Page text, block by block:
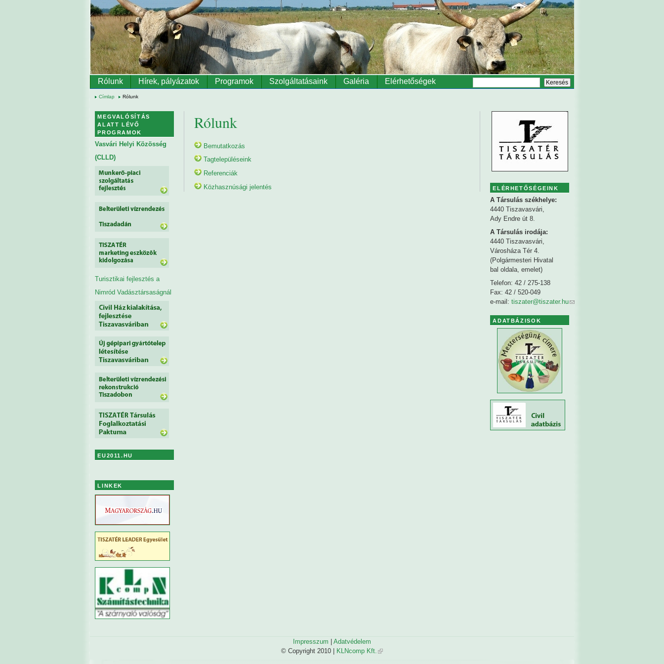
Ugrás a tartalomra
Rólunk Hírek, pályázatok Programok Szolgáltatásaink Galéria Elérhetőségek
Címlap Rólunk
Rólunk
Bemutatkozás
Tagtelepüléseink
Referenciák
Közhasznúsági jelentés
MEGVALÓSÍTÁS
ALATT LÉVŐ
PROGRAMOK
Vasvári Helyi Közösség
(CLLD)
Turisztikai fejlesztés a
Nimród Vadásztársaságnál
EU2011.HU
LINKEK
ELÉRHETŐSÉGEINK
A Társulás székhelye:
4440 Tiszavasvári,
Ady Endre út 8.
A Társulás irodája:
4440 Tiszavasvári,
Városháza Tér 4.
(Polgármesteri Hivatal
bal oldala, emelet)
Telefon: 42 / 275-138
Fax: 42 / 520-049
e-mail: tiszater@tiszater.hu
ADATBÁZISOK
Impresszum
Adatvédelem
© Copyright 2010 |
KLNcomp Kft.